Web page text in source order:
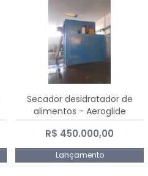
Secador desidratador de
alimentos - Aeroglide
R$ 450.000,00
Lançamento